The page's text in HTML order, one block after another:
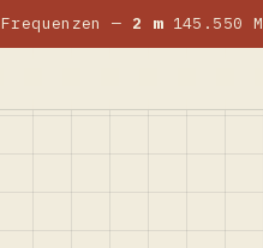
— 2 m145.550